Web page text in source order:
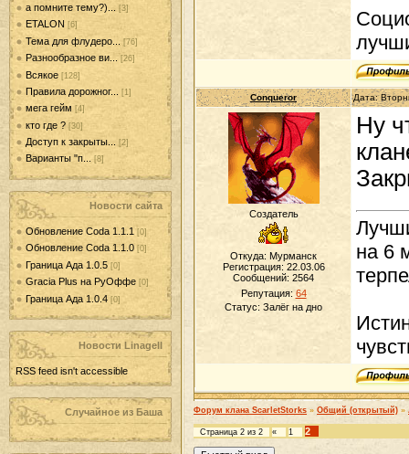
а помните тему?)... [3]
ETALON [6]
Тема для флудеро... [76]
Разнообразное ви... [26]
Всякое [128]
Правила дорожног... [1]
мега гейм [4]
кто где ? [30]
Доступ к закрыты... [2]
Варианты "п... [8]
Новости сайта
Обновление Coda 1.1.1 [0]
Обновление Coda 1.1.0 [0]
Граница Ада 1.0.5 [0]
Gracia Plus на РуОффе [0]
Граница Ада 1.0.4 [0]
Новости LinageII
RSS feed isn't accessible
Случайное из Баша
Conqueror Дата:
Создатель
Откуда: Мурманск
Регистрация: 22.03.06
Сообщений: 2564
Репутация: 64
Статус: Залёг на дно
Ну
на 6
Форум клана ScarletStorks » Общий (открытый) »
Страница 2 из 2 « 1 2